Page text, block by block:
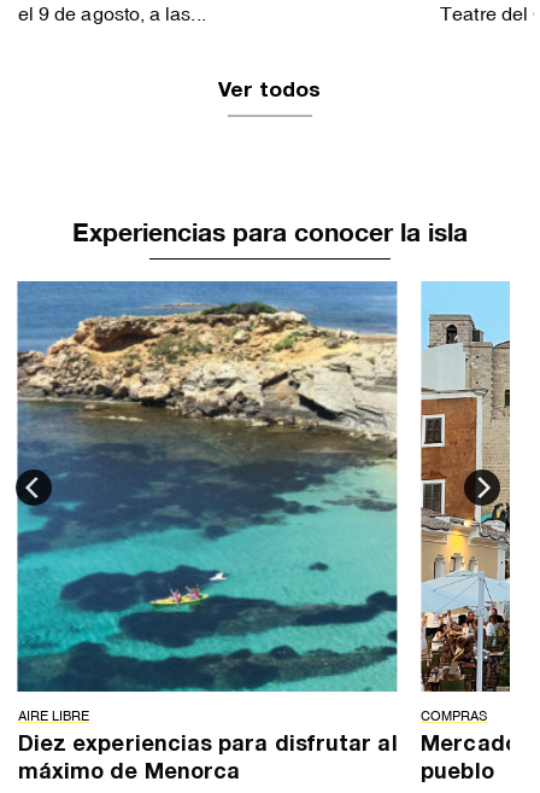
el 9 de agosto, a las...
Teatre del
Ver todos
Experiencias para conocer la isla
AIRE LIBRE
Diez experiencias para disfrutar al
máximo de Menorca
COMPRAS
Mercados
pueblo